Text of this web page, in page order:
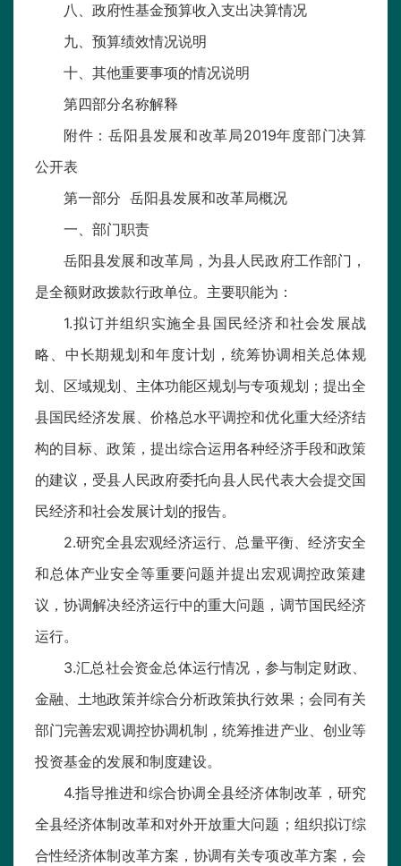
八、政府性基金预算收入支出决算情况
九、预算绩效情况说明
十、其他重要事项的情况说明
第四部分名称解释
附件：岳阳县发展和改革局2019年度部门决算
公开表
第一部分 岳阳县发展和改革局概况
一、部门职责
岳阳县发展和改革局，为县人民政府工作部门，
是全额财政拨款行政单位。主要职能为：
1.拟订并组织实施全县国民经济和社会发展战
略、中长期规划和年度计划，统筹协调相关总体规
划、区域规划、主体功能区规划与专项规划；提出全
县国民经济发展、价格总水平调控和优化重大经济结
构的目标、政策，提出综合运用各种经济手段和政策
的建议，受县人民政府委托向县人民代表大会提交国
民经济和社会发展计划的报告。
2.研究全县宏观经济运行、总量平衡、经济安全
和总体产业安全等重要问题并提出宏观调控政策建
议，协调解决经济运行中的重大问题，调节国民经济
运行。
3.汇总社会资金总体运行情况，参与制定财政、
金融、土地政策并综合分析政策执行效果；会同有关
部门完善宏观调控协调机制，统筹推进产业、创业等
投资基金的发展和制度建设。
4.指导推进和综合协调全县经济体制改革，研究
全县经济体制改革和对外开放重大问题；组织拟订综
合性经济体制改革方案，协调有关专项改革方案，会